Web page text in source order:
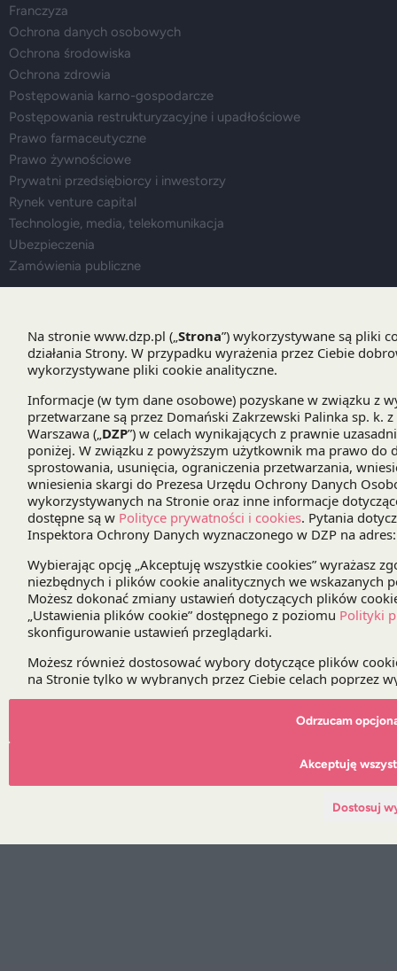
Franczyza
Ochrona danych osobowych
Ochrona środowiska
Ochrona zdrowia
Postępowania karno-gospodarcze
Postępowania restrukturyzacyjne i upadłościowe
Prawo farmaceutyczne
Prawo żywnościowe
Prywatni przedsiębiorcy i inwestorzy
Rynek venture capital
Technologie, media, telekomunikacja
Ubezpieczenia
Zamówienia publiczne
Warszawa
T: +48 22 557 76 00
dzp@dzp.pl
Poznań
T: +48 61 642 49 00
poznan@dzp.pl
Wrocław
T: +48 71 712 47 00
wroclaw@dzp.pl
Polityka prywatności i cookies
CodivateOdrzucam
Akceptuję
Dostosuj